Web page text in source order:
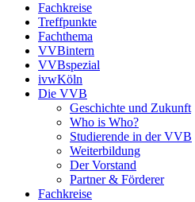
Fachkreise
Treffpunkte
Fachthema
VVBintern
VVBspezial
ivwKöln
Die VVB
Geschichte und Zukunft
Who is Who?
Studierende in der VVB
Weiterbildung
Der Vorstand
Partner & Förderer
Fachkreise